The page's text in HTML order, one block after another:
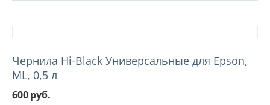
Чернила Hi-Black Универсальные для Epson,
ML, 0,5 л
600руб.